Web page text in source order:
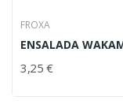
FROXA
3,25 €